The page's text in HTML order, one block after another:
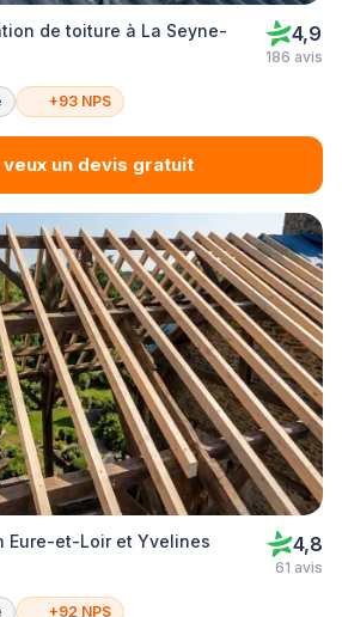
de toiture à La Seyne-
4,9
186 avis
+93 NPS
veux un devis gratuit
Eure-et-Loir et Yvelines 4,8
61 avis
+92 NPS